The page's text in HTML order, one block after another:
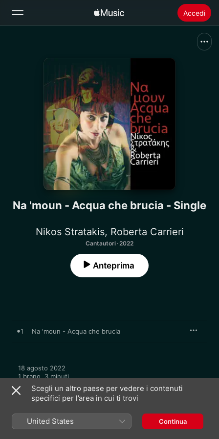
Accedi
Installare Apple Music
Νa 'moun - Acqua che brucia - Single
Nikos Stratakis, Roberta Carrieri
Cantautori · 2022
Anteprima
1 Νa 'moun - Acqua che brucia
18 agosto 2022
1 brano, 3 minuti
℗ 2022 Adesiva Discografica
Scegli un altro paese per vedere i contenuti
specifici per l’area in cui ti trovi
United States Continua